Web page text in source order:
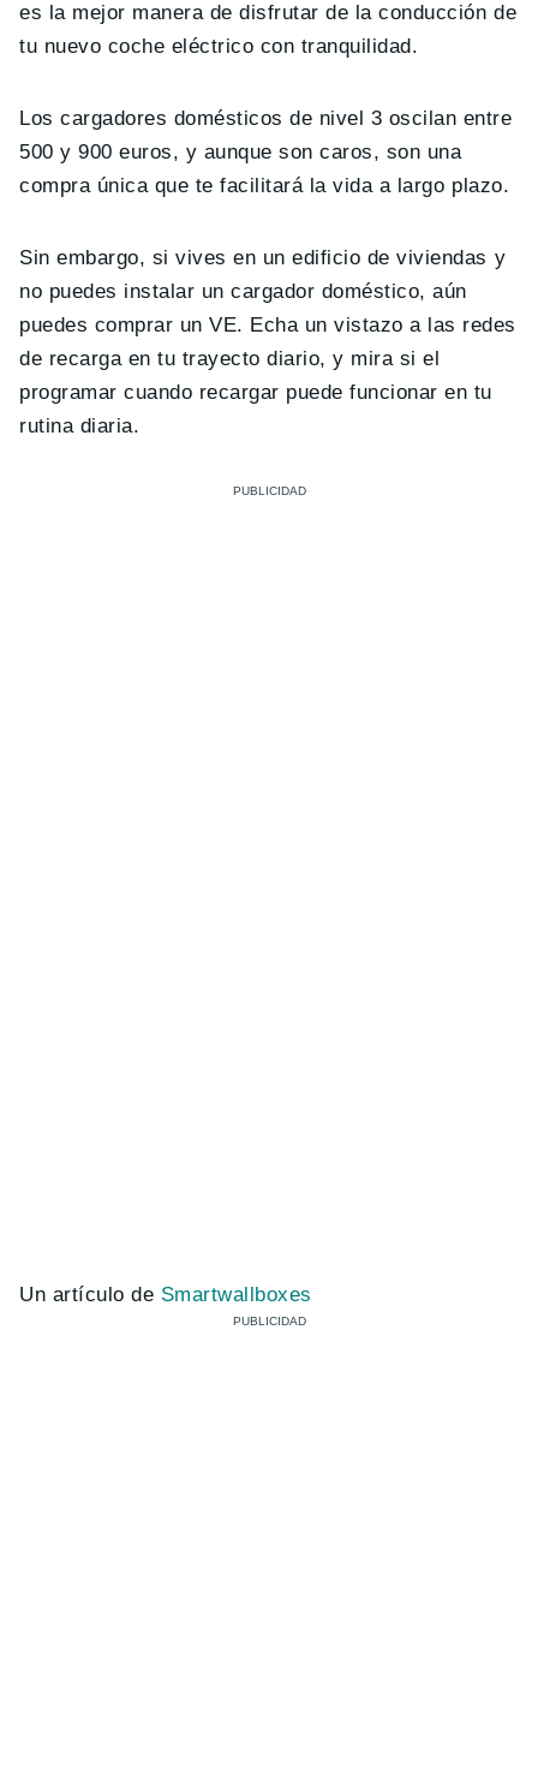
es la mejor manera de disfrutar de la conducción de
tu nuevo coche eléctrico con tranquilidad.
Los cargadores domésticos de nivel 3 oscilan entre
500 y 900 euros, y aunque son caros, son una
compra única que te facilitará la vida a largo plazo.
Sin embargo, si vives en un edificio de viviendas y
no puedes instalar un cargador doméstico, aún
puedes comprar un VE. Echa un vistazo a las redes
de recarga en tu trayecto diario, y mira si el
programar cuando recargar puede funcionar en tu
rutina diaria.
Un artículo de Smartwallboxes